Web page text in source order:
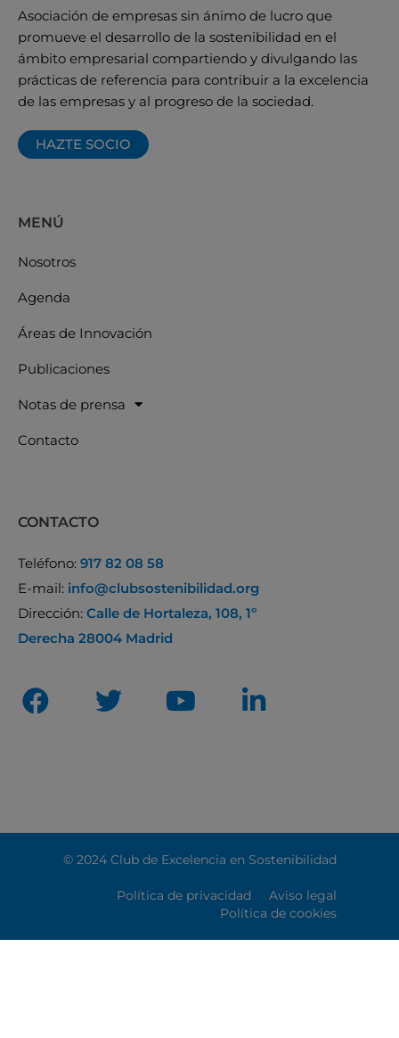
Asociación de empresas sin ánimo de lucro que
promueve el desarrollo de la sostenibilidad en el
ámbito empresarial compartiendo y divulgando las
prácticas de referencia para contribuir a la excelencia
de las empresas y al progreso de la sociedad.
HAZTE SOCIO
MENÚ
Nosotros
Agenda
Áreas de Innovación
Publicaciones
Notas de prensa
Contacto
CONTACTO
Teléfono: 917 82 08 58
E-mail: info@clubsostenibilidad.org
Dirección: Calle de Hortaleza, 108, 1º
Derecha 28004 Madrid
© 2024 Club de Excelencia en Sostenibilidad
Política de privacidad
Aviso legal
Política de cookies